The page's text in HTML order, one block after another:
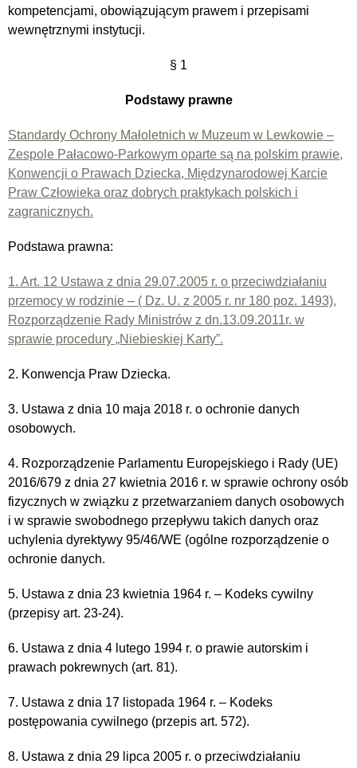
kompetencjami, obowiązującym prawem i przepisami
wewnętrznymi instytucji.
§ 1
Podstawy prawne
Standardy Ochrony Małoletnich w Muzeum w Lewkowie –
Zespole Pałacowo-Parkowym oparte są na polskim prawie,
Konwencji o Prawach Dziecka, Międzynarodowej Karcie
Praw Człowieka oraz dobrych praktykach polskich i
zagranicznych.
Podstawa prawna:
1. Art. 12 Ustawa z dnia 29.07.2005 r. o przeciwdziałaniu
przemocy w rodzinie – ( Dz. U. z 2005 r. nr 180 poz. 1493),
Rozporządzenie Rady Ministrów z dn.13.09.2011r. w
sprawie procedury „Niebieskiej Karty”.
2. Konwencja Praw Dziecka.
3. Ustawa z dnia 10 maja 2018 r. o ochronie danych
osobowych.
4. Rozporządzenie Parlamentu Europejskiego i Rady (UE)
2016/679 z dnia 27 kwietnia 2016 r. w sprawie ochrony osób
fizycznych w związku z przetwarzaniem danych osobowych
i w sprawie swobodnego przepływu takich danych oraz
uchylenia dyrektywy 95/46/WE (ogólne rozporządzenie o
ochronie danych.
5. Ustawa z dnia 23 kwietnia 1964 r. – Kodeks cywilny
(przepisy art. 23-24).
6. Ustawa z dnia 4 lutego 1994 r. o prawie autorskim i
prawach pokrewnych (art. 81).
7. Ustawa z dnia 17 listopada 1964 r. – Kodeks
postępowania cywilnego (przepis art. 572).
8. Ustawa z dnia 29 lipca 2005 r. o przeciwdziałaniu